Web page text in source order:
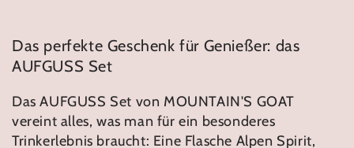
Das perfekte Geschenk für Genießer: das
AUFGUSS Set
Das AUFGUSS Set von MOUNTAIN'S GOAT
vereint alles, was man für ein besonderes
Trinkerlebnis braucht: Eine Flasche Alpen Spirit,